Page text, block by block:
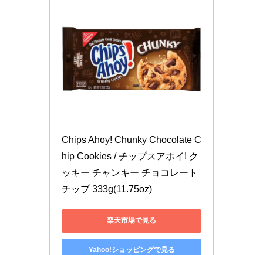
Chips Ahoy! Chunky Chocolate C
hip Cookies / チップスアホイ! ク
ッキー チャンキー チョコレート
チップ 333g(11.75oz)
楽天市場で見る
Yahoo!ショッピングで見る